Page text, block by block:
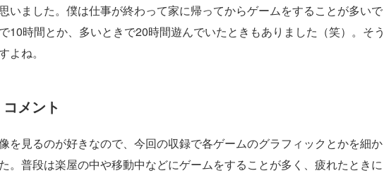
いました。僕は仕事が終わって家に帰ってからゲームをすることが多いで
10時間とか、多いときで20時間遊んでいたときもありました（笑）。そう
よね。
メント
を見るのが好きなので、今回の収録で各ゲームのグラフィックとかを細か
。普段は楽屋の中や移動中などにゲームをすることが多く、疲れたときに